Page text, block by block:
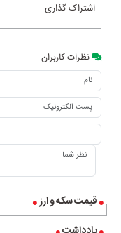
قیمت سکه و ارز
اشتراک گذاری
نظرات کاربران